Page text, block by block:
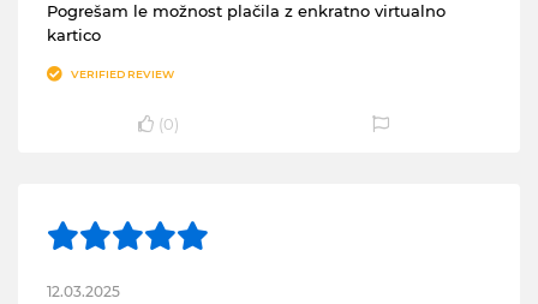
Pogrešam le možnost plačila z enkratno virtualno
kartico
VERIFIED REVIEW
(0)
12.03.2025